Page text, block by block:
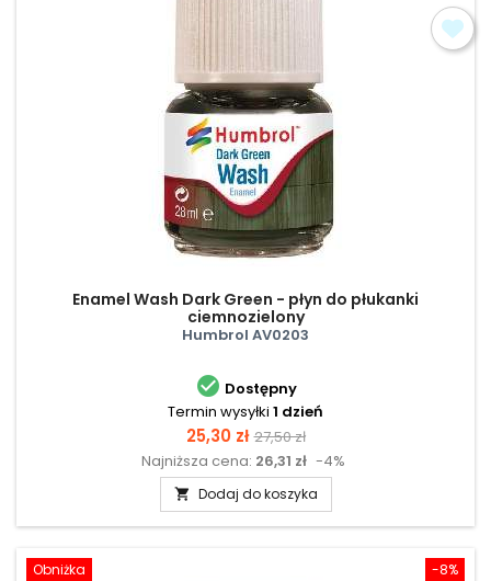
Enamel Wash Dark Green - płyn do płukanki
ciemnozielony
Humbrol AV0203
 Dostępny
Termin wysyłki 1 dzień
Cena
25,30 zł Cena
podstawowa
27,50 zł
Najniższa cena: 26,31 zł -4%
 Dodaj do koszyka
-8%
Obniżka